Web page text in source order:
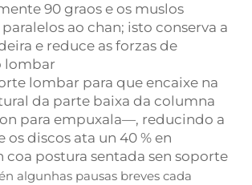
90 graos e os muslos
ao chan; isto conserva a
e reduce as forzas de
lombar
lombar para que encaixe na
da parte baixa da columna
para empuxala—, reducindo a
os discos ata un 40 % en
postura sentada sen soporte
algunhas pausas breves cada